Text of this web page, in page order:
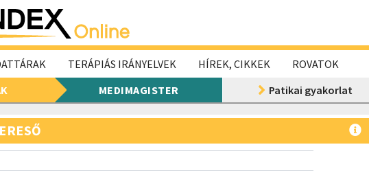
TERÁPIÁS IRÁNYELVEK HÍREK, CIKKEK
ROVATOK
MEDIMAGISTER Patikai gyakorlat